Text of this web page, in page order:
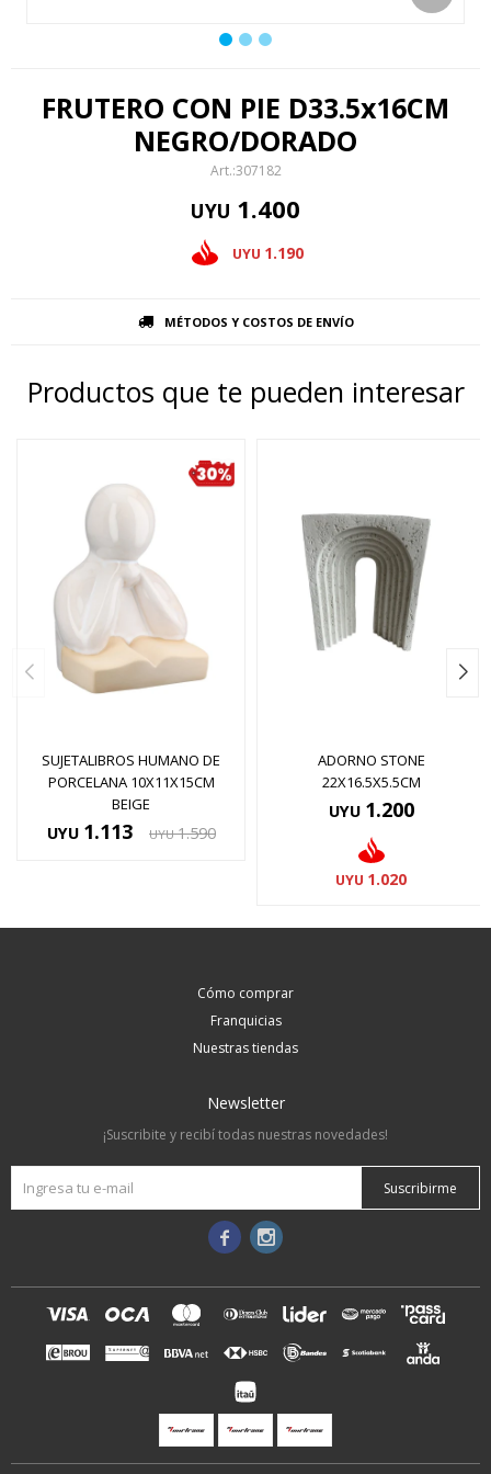
FRUTERO CON PIE D33.5x16CM
NEGRO/DORADO
307182
UYU 1.400
UYU 1.190
MÉTODOS Y COSTOS DE ENVÍO
Productos que te pueden interesar
SUJETALIBROS HUMANO DE
PORCELANA 10X11X15CM
BEIGE
UYU 1.113 UYU 1.590
ADORNO STONE
22X16.5X5.5CM
UYU 1.200
UYU 1.020
Cómo comprar
Franquicias
Nuestras tiendas
Newsletter
¡Suscribite y recibí todas nuestras novedades!
Suscribirme
 